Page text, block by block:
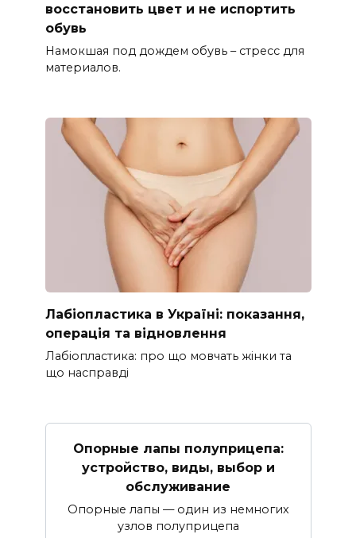
восстановить цвет и не испортить
обувь
Намокшая под дождем обувь – стресс для
материалов.
Лабіопластика в Україні: показання,
операція та відновлення
Лабіопластика: про що мовчать жінки та
що насправді
Опорные лапы полуприцепа:
устройство, виды, выбор и
обслуживание
Опорные лапы — один из немногих
узлов полуприцепа